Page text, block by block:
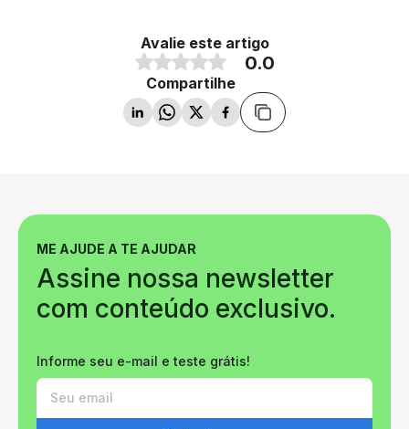
Avalie este artigo
0.0
Compartilhe
ME AJUDE A TE AJUDAR
Assine nossa newsletter
com conteúdo exclusivo.
Informe seu e-mail e teste grátis!